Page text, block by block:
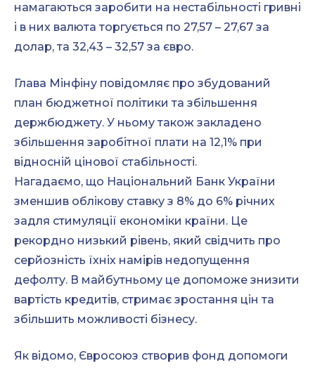
намагаються заробити на нестабільності гривні
і в них валюта торгується по 27,57 – 27,67 за
долар, та 32,43 – 32,57 за євро.
Глава Мінфіну повідомляє про збудований
план бюджетної політики та збільшення
держбюджету. У ньому також закладено
збільшення заробітної плати на 12,1% при
відносній цінової стабільності.
Нагадаємо, що Національний Банк України
зменшив облікову ставку з 8% до 6% річних
задля стимуляції економіки країни. Це
рекордно низький рівень, який свідчить про
серйозність їхніх намірів недопущення
дефолту. В майбутньому це допоможе знизити
вартість кредитів, стримає зростання цін та
збільшить можливості бізнесу.
Як відомо, Євросоюз створив фонд допомоги